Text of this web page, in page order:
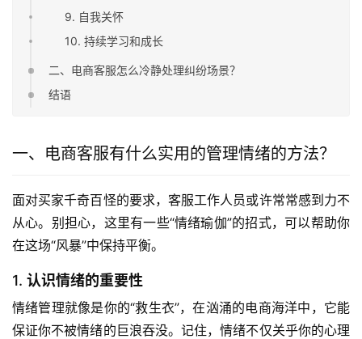
9. 自我关怀
10. 持续学习和成长
二、电商客服怎么冷静处理纠纷场景？
结语
一、电商客服有什么实用的管理情绪的方法？
面对买家千奇百怪的要求，客服工作人员或许常常感到力不
从心。别担心，这里有一些“情绪瑜伽”的招式，可以帮助你
在这场“风暴”中保持平衡。
1. 认识情绪的重要性
情绪管理就像是你的“救生衣”，在汹涌的电商海洋中，它能
保证你不被情绪的巨浪吞没。记住，情绪不仅关乎你的心理